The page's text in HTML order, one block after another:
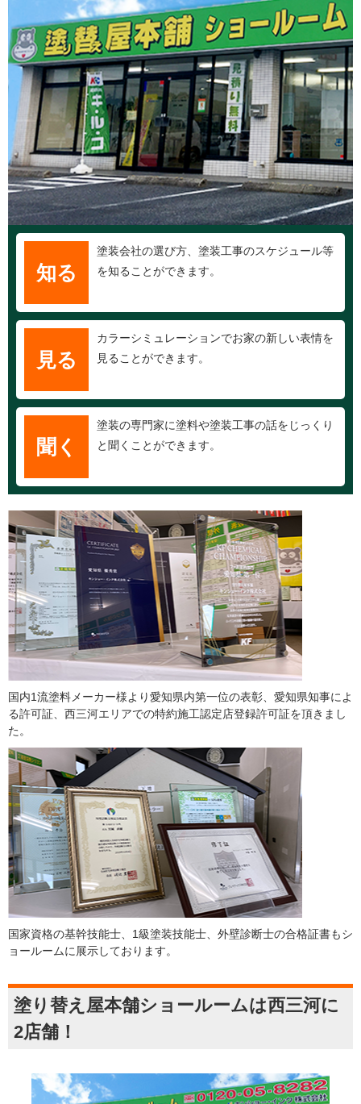
知る
塗装会社の選び方、塗装工事のスケジュール等
を知ることができます。
見る
カラーシミュレーションでお家の新しい表情を
見ることができます。
聞く
塗装の専門家に塗料や塗装工事の話をじっくり
と聞くことができます。
国内1流塗料メーカー様より愛知県内第一位の表彰、愛知県知事によ
る許可証、西三河エリアでの特約施工認定店登録許可証を頂きまし
た。
国家資格の基幹技能士、1級塗装技能士、外壁診断士の合格証書もシ
ョールームに展示しております。
塗り替え屋本舗ショールームは西三河に
2店舗！